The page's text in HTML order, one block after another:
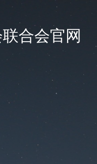
合会官网